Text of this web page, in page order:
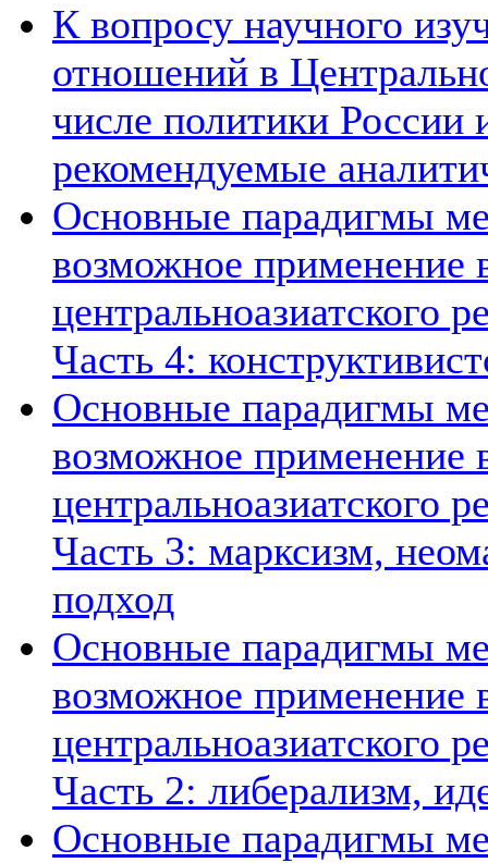
К вопросу научного
отношений в
числе политики России
рекомендуемые
Основные парадигмы
возможное применение
центральноазиатского
Часть 4:
Основные парадигмы
возможное применение
центральноазиатского
Часть 3: марксизм,
подход
Основные парадигмы
возможное применение
центральноазиатского
Часть 2: либерализм,
Основные парадигмы